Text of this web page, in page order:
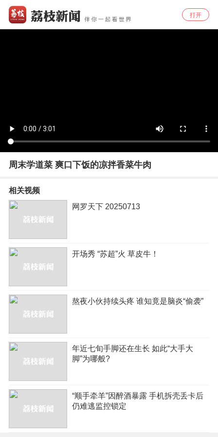
打开
周末学道菜 爽口下饭的凉拌香菜牛肉
相关视频
网罗天下 20250713
开场秀 “苏超”火 草皮牛！
熬夜小伙持续头疼 谁知竟是脑炎“偷袭”
年近七旬手脚还在生长 如此“大手大
脚”为哪般?
“顺手牵羊”因醉酒暴露 手机拆壳丢卡后
仍难逃监控锁定